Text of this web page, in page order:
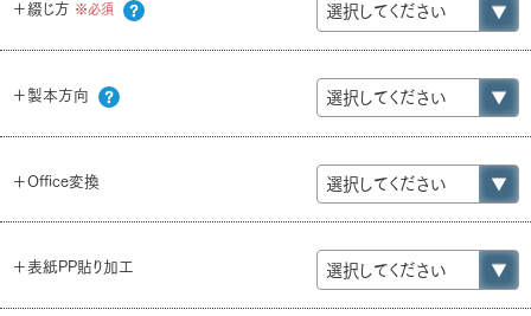
＋綴じ方 ※必須
＋製本方向
＋Office変換
＋表紙PP貼り加工